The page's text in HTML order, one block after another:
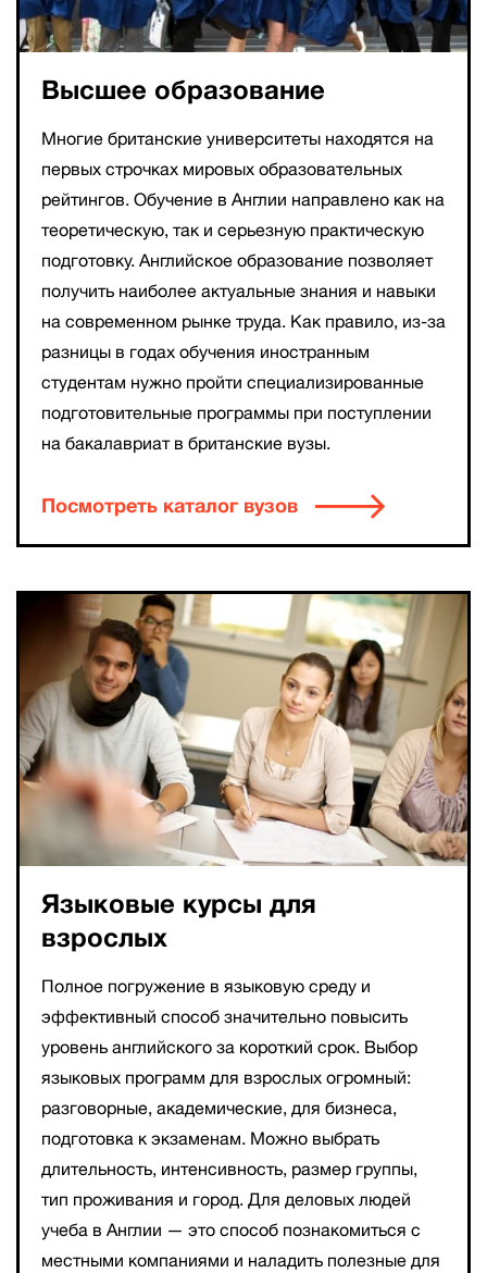
Высшее образование
Многие британские университеты находятся на
первых строчках мировых образовательных
рейтингов. Обучение в Англии направлено как на
теоретическую, так и серьезную практическую
подготовку. Английское образование позволяет
получить наиболее актуальные знания и навыки
на современном рынке труда. Как правило, из-за
разницы в годах обучения иностранным
студентам нужно пройти специализированные
подготовительные программы при поступлении
на бакалавриат в британские вузы.
Посмотреть каталог вузов
Языковые курсы для
взрослых
Полное погружение в языковую среду и
эффективный способ значительно повысить
уровень английского за короткий срок. Выбор
языковых программ для взрослых огромный:
разговорные, академические, для бизнеса,
подготовка к экзаменам. Можно выбрать
длительность, интенсивность, размер группы,
тип проживания и город. Для деловых людей
учеба в Англии — это способ познакомиться с
местными компаниями и наладить полезные для